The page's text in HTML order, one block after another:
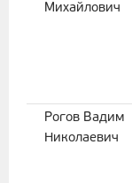
Михайлович
Рогов Вадим
Николаевич